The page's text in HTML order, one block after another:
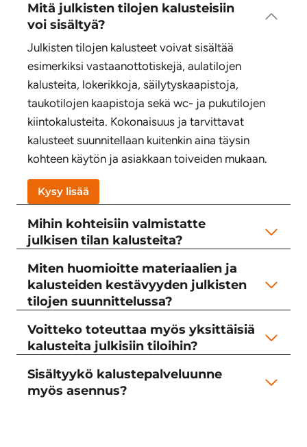
Mitä julkisten tilojen kalusteisiin
voi sisältyä?
Julkisten tilojen kalusteet voivat sisältää
esimerkiksi vastaanottotiskejä, aulatilojen
kalusteita, lokerikkoja, säilytyskaapistoja,
taukotilojen kaapistoja sekä wc- ja pukutilojen
kiintokalusteita. Kokonaisuus ja tarvittavat
kalusteet suunnitellaan kuitenkin aina täysin
kohteen käytön ja asiakkaan toiveiden mukaan.
Kysy lisää
Mihin kohteisiin valmistatte
julkisen tilan kalusteita?
Miten huomioitte materiaalien ja
kalusteiden kestävyyden julkisten
tilojen suunnittelussa?
Voitteko toteuttaa myös yksittäisiä
kalusteita julkisiin tiloihin?
Sisältyykö kalustepalveluunne
myös asennus?